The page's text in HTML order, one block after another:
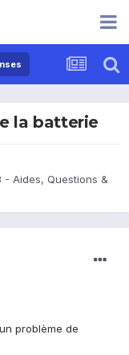
la batterie
- Aides, Questions &
problème de